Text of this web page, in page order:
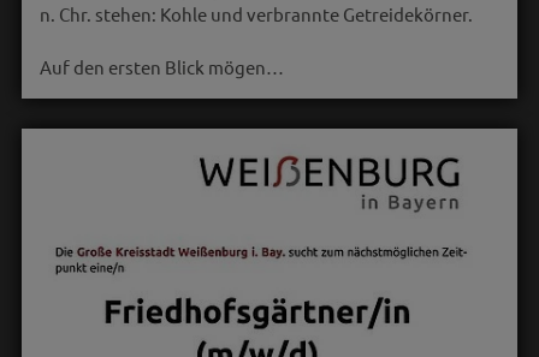
n. Chr. stehen: Kohle und verbrannte Getreidekörner.
Auf den ersten Blick mögen…